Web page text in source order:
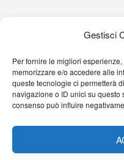
Gestisci
Per fornire le migliori
memorizzare e/o accedere alle
queste tecnologie ci permetterà
navigazione o ID unici su questo
consenso può influire